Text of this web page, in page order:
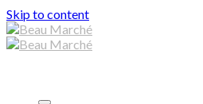
Skip to content